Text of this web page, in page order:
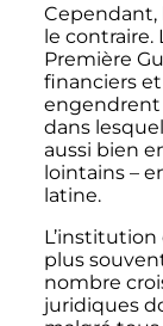
le contraire.
Première
financiers
dans
aussi bien
lointains –
latine.
plus
nombre
juridiques